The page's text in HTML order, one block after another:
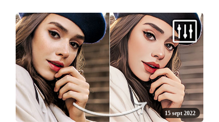
15 sept 2022